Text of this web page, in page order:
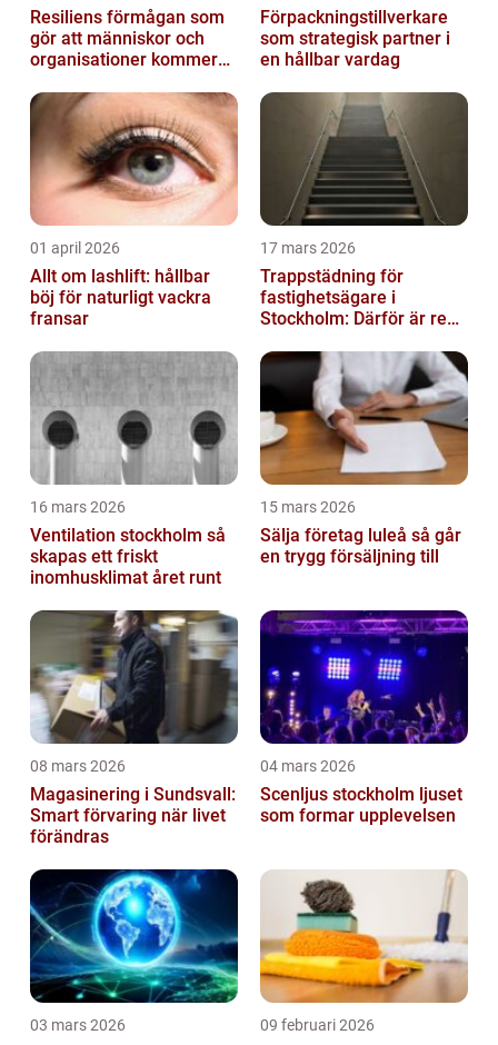
Resiliens förmågan som
gör att människor och
organisationer kommer
Förpackningstillverkare
som strategisk partner i
en hållbar vardag
01 april 2026
Allt om lashlift: hållbar
böj för naturligt vackra
fransar
17 mars 2026
Trappstädning för
fastighetsägare i
Stockholm: Därför är rena
investering
16 mars 2026
Ventilation stockholm så
skapas ett friskt
inomhusklimat året runt
15 mars 2026
Sälja företag luleå så går
en trygg försäljning till
08 mars 2026
Magasinering i Sundsvall:
Smart förvaring när livet
förändras
04 mars 2026
Scenljus stockholm ljuset
som formar upplevelsen
03 mars 2026 09 februari 2026